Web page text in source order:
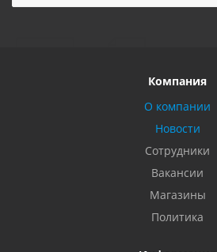
Компания
О компании
Новости
Сотрудники
Вакансии
Магазины
Политика